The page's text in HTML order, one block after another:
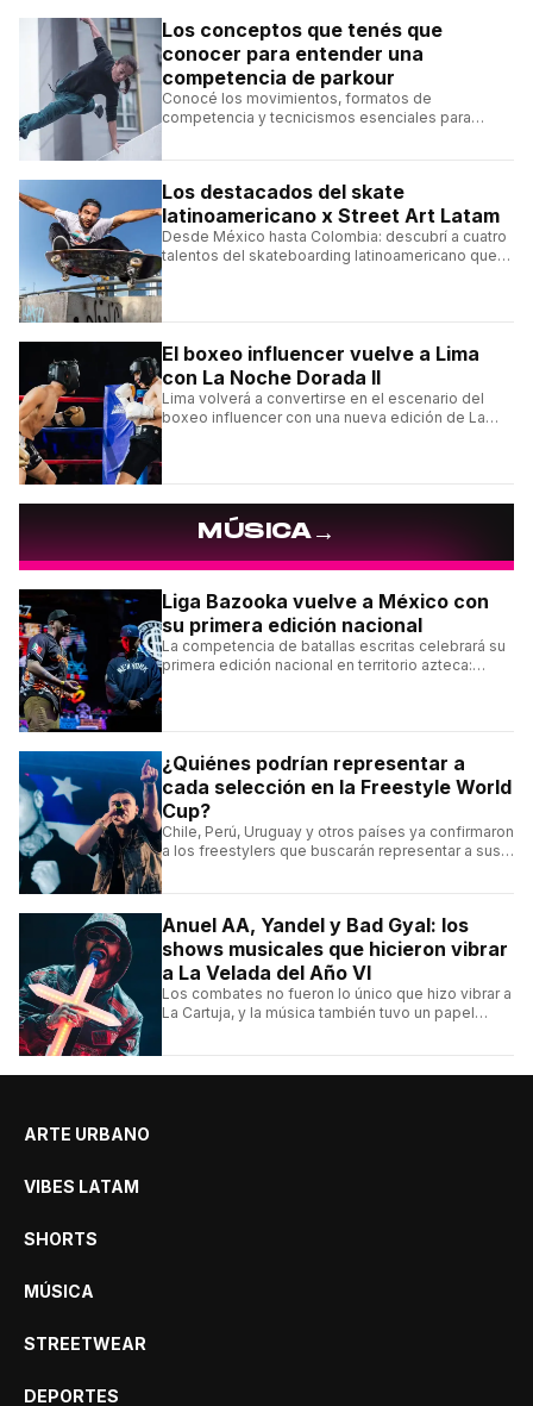
Los conceptos que tenés que
conocer para entender una
competencia de parkour
Conocé los movimientos, formatos de
competencia y tecnicismos esenciales para
Los destacados del skate
latinoamericano x Street Art Latam
Desde México hasta Colombia: descubrí a cuatro
talentos del skateboarding latinoamericano que
El boxeo influencer vuelve a Lima
con La Noche Dorada II
Lima volverá a convertirse en el escenario del
boxeo influencer con una nueva edición de La
MÚSICA→
Liga Bazooka vuelve a México con
su primera edición nacional
La competencia de batallas escritas celebrará su
primera edición nacional en territorio azteca:
¿Quiénes podrían representar a
cada selección en la Freestyle World
Cup?
Chile, Perú, Uruguay y otros países ya confirmaron
a los freestylers que buscarán representar a sus
Anuel AA, Yandel y Bad Gyal: los
shows musicales que hicieron vibrar
a La Velada del Año VI
Los combates no fueron lo único que hizo vibrar a
La Cartuja, y la música también tuvo un papel
ARTE URBANO
VIBES LATAM
SHORTS
MÚSICA
STREETWEAR
DEPORTES